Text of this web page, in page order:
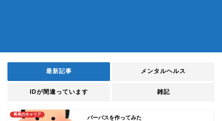
最新記事 メンタルヘルス
IDが間違っています 雑記
将来のキャリア
パーパスを作ってみた